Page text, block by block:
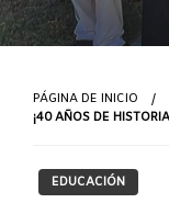
PÁGINA DE INICIO
¡40 AÑOS DE
EDUCACIÓN